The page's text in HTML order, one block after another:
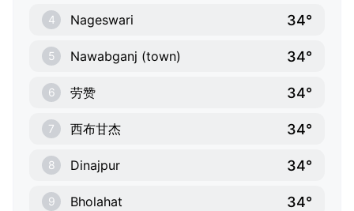
4 Nageswari 34°
5 Nawabganj (town) 34°
6 劳赞 34°
7 西布甘杰 34°
8 Dinajpur 34°
9 Bholahat 34°